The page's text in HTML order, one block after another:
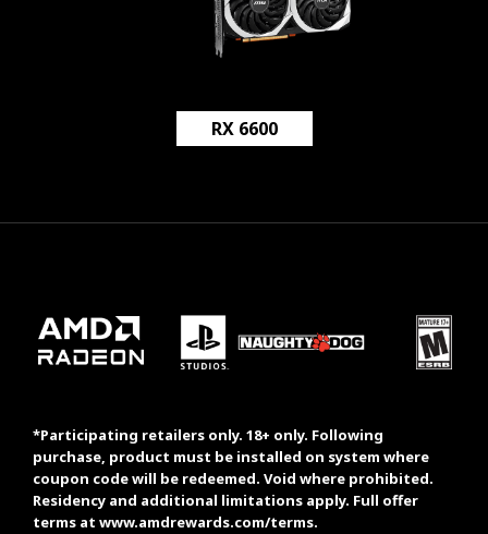
RX 6600
*Participating retailers only. 18+ only. Following
purchase, product must be installed on system where
coupon code will be redeemed. Void where prohibited.
Residency and additional limitations apply. Full offer
terms at www.amdrewards.com/terms.